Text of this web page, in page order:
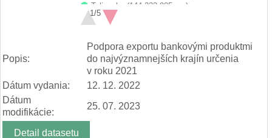
Taliansko (144 232 905 eur)
Rakúsko (121 330 763 eur)
Poľsko (95 940 377 eur)
Francúzsko (88 409 152 eur)
Maďarsko (67 168 992 eur)
Ostatné krajiny (247 707 427 eur)
1/5
Popis:
Podpora exportu bankovými produktmi
do najvýznamnejších krajín určenia
v roku 2021
Dátum vydania:
12. 12. 2022
Dátum
modifikácie:
25. 07. 2023
Detail datasetu